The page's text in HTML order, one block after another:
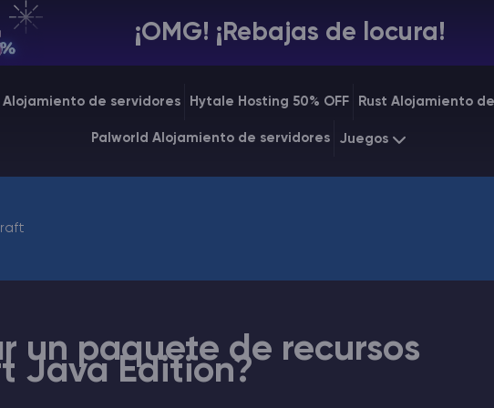
¡OMG! ¡Rebajas de locura!
de servidores Hytale Hosting 50% OFF Rust Alojamiento
Palworld Alojamiento de servidores Juegos
un paquete de recursos
Java Edition?